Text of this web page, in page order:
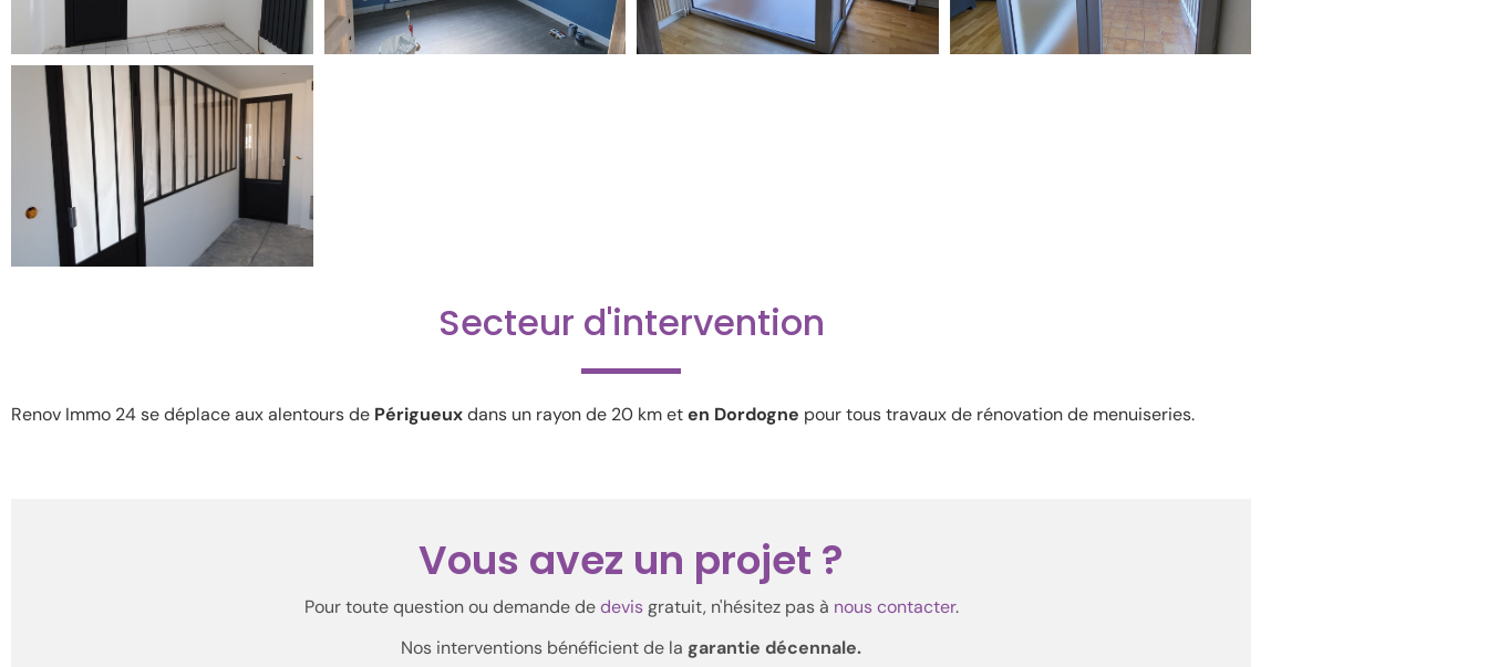
Secteur d'intervention
Renov Immo 24 se déplace aux alentours de Périgueuxdans un rayon de 20 km eten Dordogne pour tous travaux de rénovation de menuiseries.
Vous avez un projet ?
Pour toute question ou demande dedevisgratuit, n'hésitez pas à nous contacter.
Nos interventions bénéficient de la garantie décennale.